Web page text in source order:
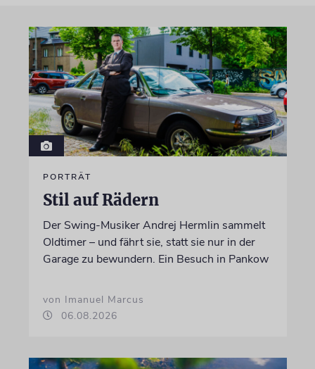
PORTRÄT
Stil auf Rädern
Der Swing-Musiker Andrej Hermlin sammelt
Oldtimer – und fährt sie, statt sie nur in der
Garage zu bewundern. Ein Besuch in Pankow
von Imanuel Marcus
06.08.2026